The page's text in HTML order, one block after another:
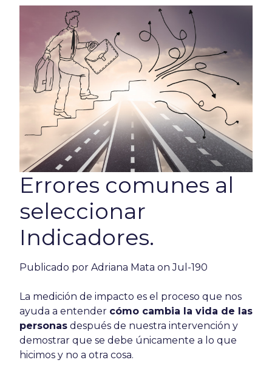
Errores comunes al
seleccionar
Indicadores.
Publicado por Adriana Mata on Jul-190
La medición de impacto es el proceso que nos
ayuda a entender cómo cambia la vida de las
personas después de nuestra intervención y
demostrar que se debe únicamente a lo que
hicimos y no a otra cosa.